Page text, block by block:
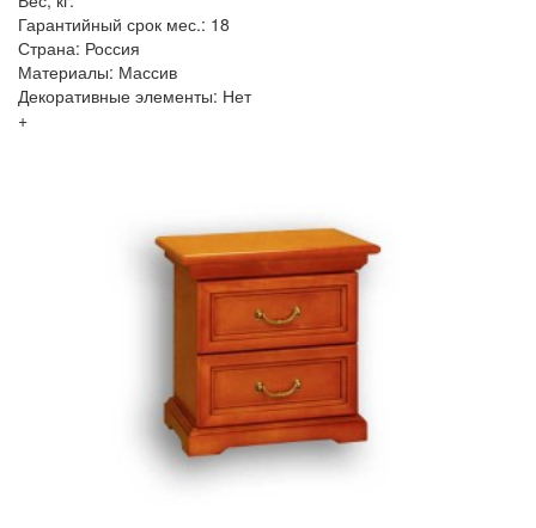
Гарантийный срок мес.: 18
Страна: Россия
Материалы: Массив
Декоративные элементы: Нет
+